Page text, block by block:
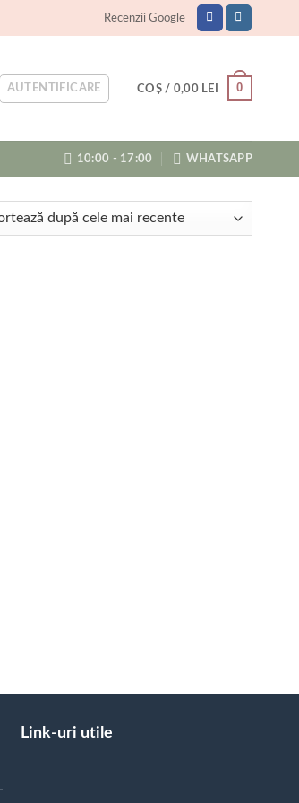
Recenzii Google
AUTENTIFICARE COȘ / 0,00 LEI 0
10:00 - 17:00 WHATSAPP
Link-uri utile